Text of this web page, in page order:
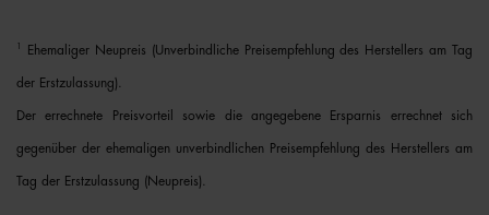
Ehemaliger Neupreis (Unverbindliche Preisempfehlung des Herstellers am Tag
der Erstzulassung).
Der errechnete Preisvorteil sowie die angegebene Ersparnis errechnet sich
gegenüber der ehemaligen unverbindlichen Preisempfehlung des Herstellers am
Tag der Erstzulassung (Neupreis).